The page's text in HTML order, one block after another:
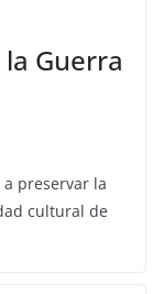
Guerra
preservar la
cultural de